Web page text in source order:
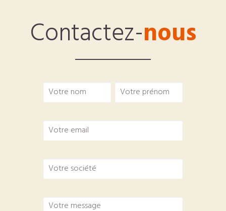
Contactez-nous